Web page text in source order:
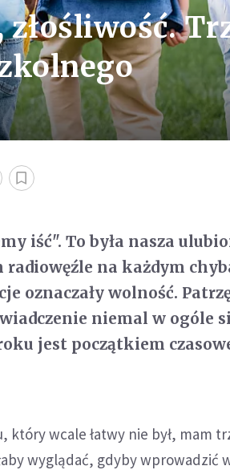
złośliwość.
iść". To była nasza
radiowęźle na każdym
oznaczały wolność.
niemal w ogóle
jest początkiem
który wcale łatwy nie był, mam
wyglądać, gdyby wprowadzić